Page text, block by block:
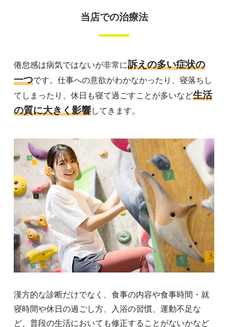
当店での治療法
倦怠感は病気ではないが非常に訴えの多い症状の
一つです。 仕事への意欲がわかなかったり、寝落ちし
てしまったり、 休日も寝て過ごすことが多いなど生活
の質に大きく影響してきます。
漢方的な診断だけでなく、食事の内容や食事時間・就
寝時間や休日の過ごし方、入浴の習慣、運動不足な
ど、普段の生活においても修正することがないかなど